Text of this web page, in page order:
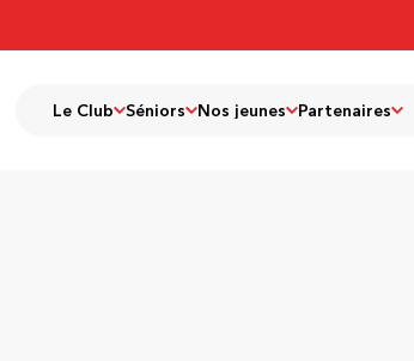
Le Club Séniors Nos jeunes Partenaires